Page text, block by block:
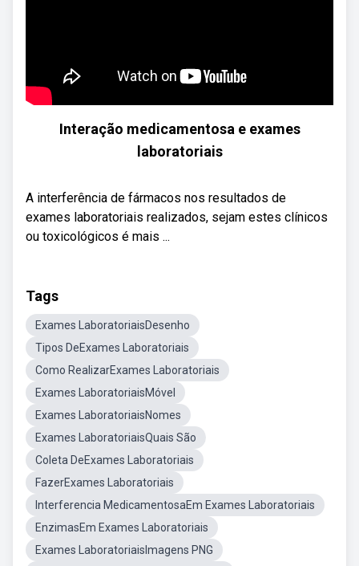
Interação medicamentosa e exames
laboratoriais
A interferência de fármacos nos resultados de
exames laboratoriais realizados, sejam estes clínicos
ou toxicológicos é mais ...
Tags
Exames LaboratoriaisDesenho
Tipos DeExames Laboratoriais
Como RealizarExames Laboratoriais
Exames LaboratoriaisMóvel
Exames LaboratoriaisNomes
Exames LaboratoriaisQuais São
Coleta DeExames Laboratoriais
FazerExames Laboratoriais
Interferencia MedicamentosaEm Exames Laboratoriais
EnzimasEm Exames Laboratoriais
Exames LaboratoriaisImagens PNG